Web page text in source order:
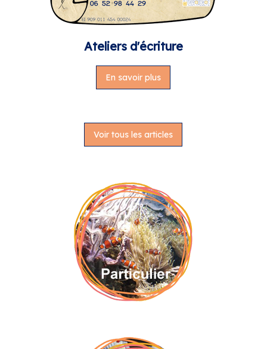
Ateliers d'écriture
En savoir plus
Voir tous les articles